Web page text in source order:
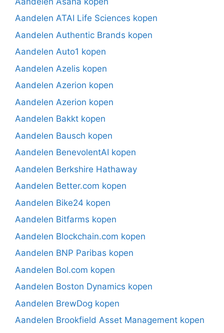
Aandelen ATAI Life Sciences kopen
Aandelen Authentic Brands kopen
Aandelen Auto1 kopen
Aandelen Azelis kopen
Aandelen Azerion kopen
Aandelen Azerion kopen
Aandelen Bakkt kopen
Aandelen Bausch kopen
Aandelen BenevolentAI kopen
Aandelen Berkshire Hathaway
Aandelen Better.com kopen
Aandelen Bike24 kopen
Aandelen Bitfarms kopen
Aandelen Blockchain.com kopen
Aandelen BNP Paribas kopen
Aandelen Bol.com kopen
Aandelen Boston Dynamics kopen
Aandelen BrewDog kopen
Aandelen Brookfield Asset Management kopen